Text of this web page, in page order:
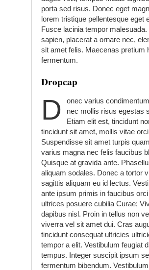
porta sed risus. Donec eget
lorem tristique pellentesque eget
Fusce lacinia tempor malesuada.
sapien, placerat a ornare nec,
sit amet felis. Maecenas pretium
fermentum.
Dropcap
D
onec varius
nec mollis risus egestas
Etiam elit est, tincidunt
tincidunt sit amet, mollis vitae
Suspendisse sit amet turpis
varius magna nec felis faucibus
Quisque at gravida ante.
aliquam sodales. Donec a tortor
sagittis aliquam eu id lectus.
ante ipsum primis in faucibus
ultrices posuere cubilia Curae;
dapibus nisl. Proin in tellus non
viverra vel sit amet dui. Cras
tincidunt consequat ultricies
tempor a elit. Vestibulum feugiat
tempus. Integer suscipit ipsum
fermentum bibendum.